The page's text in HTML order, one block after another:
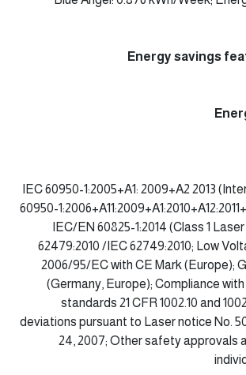
Energy savings
IEC 60950-1:2005+A1: 2009+A2 2013
60950-
IEC/EN 60825-1:2014 (Class 1
62479:2010 /IEC 62749:2010; Low
2006/95/EC with CE Mark (Europe);
(Germany, Europe); Compliance
standards 21 CFR 1002.10 and
deviations pursuant to Laser notice No.
24, 2007; Other safety approvals